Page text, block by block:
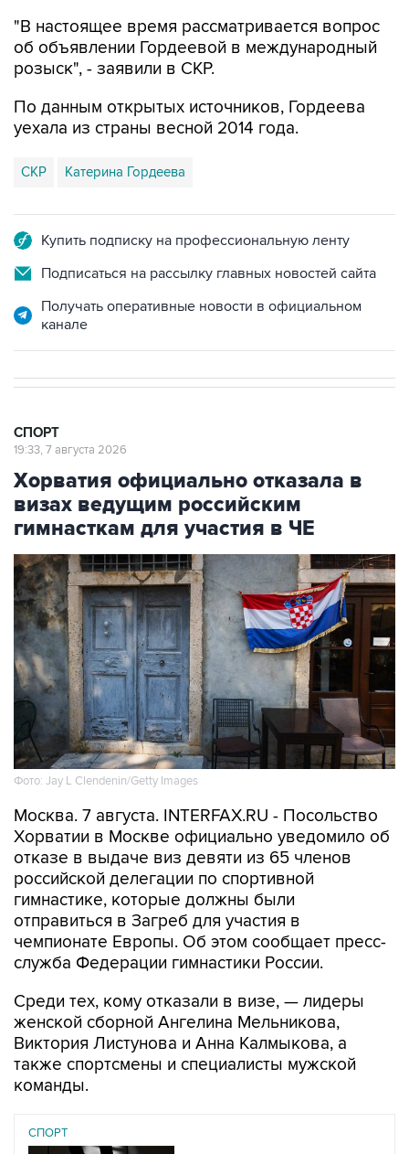
"В настоящее время рассматривается вопрос
об объявлении Гордеевой в международный
розыск", - заявили в СКР.
По данным открытых источников, Гордеева
уехала из страны весной 2014 года.
СКР Катерина Гордеева
Купить подписку на профессиональную ленту
Подписаться на рассылку главных новостей сайта
Получать оперативные новости в официальном
канале
СПОРТ
19:33, 7 августа 2026
Хорватия официально отказала в
визах ведущим российским
гимнасткам для участия в ЧЕ
Фото: Jay L Clendenin/Getty Images
Москва. 7 августа. INTERFAX.RU - Посольство
Хорватии в Москве официально уведомило об
отказе в выдаче виз девяти из 65 членов
российской делегации по спортивной
гимнастике, которые должны были
отправиться в Загреб для участия в
чемпионате Европы. Об этом сообщает пресс-
служба Федерации гимнастики России.
Среди тех, кому отказали в визе, — лидеры
женской сборной Ангелина Мельникова,
Виктория Листунова и Анна Калмыкова, а
также спортсмены и специалисты мужской
команды.
СПОРТ